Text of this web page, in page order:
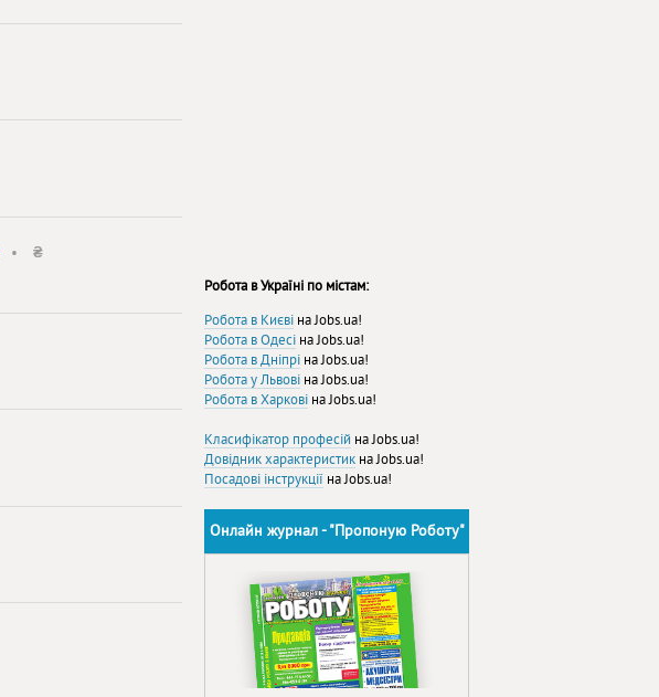
• ₴
Робота в Україні по містам:
Робота в Києві на Jobs.ua!
Робота в Одесі на Jobs.ua!
Робота в Дніпрі на Jobs.ua!
Робота у Львові на Jobs.ua!
Робота в Харкові на Jobs.ua!
Класифікатор професій на Jobs.ua!
Довідник характеристик на Jobs.ua!
Посадові інструкції на Jobs.ua!
Онлайн журнал - "Пропоную Роботу"